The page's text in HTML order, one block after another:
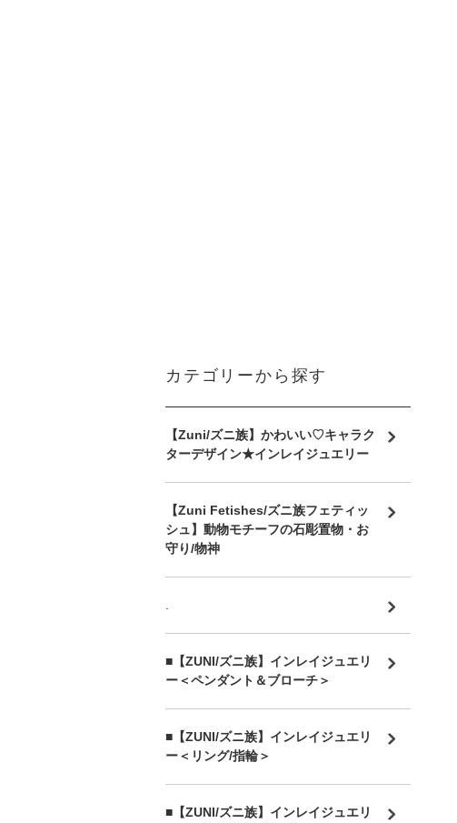
カテゴリーから探す
【Zuni/ズニ族】かわいい♡キャラク
ターデザイン★インレイジュエリー
【Zuni Fetishes/ズニ族フェティッ
シュ】動物モチーフの石彫置物・お
守り/物神
■【ZUNI/ズニ族】インレイジュエリ
ー＜ペンダント＆ブローチ＞
■【ZUNI/ズニ族】インレイジュエリ
ー＜リング/指輪＞
■【ZUNI/ズニ族】インレイジュエリ